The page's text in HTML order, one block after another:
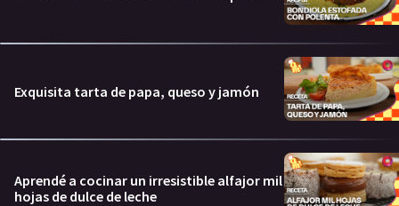
Exquisita tarta de papa, queso y jamón
Aprendé a cocinar un irresistible alfajor mil
hojas de dulce de leche